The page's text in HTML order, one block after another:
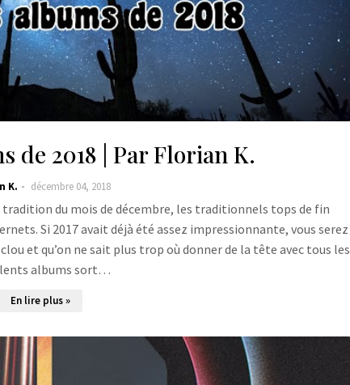
de 2018 | Par Florian K.
K. décembre 04, 2018
tradition du mois de décembre, les traditionnels tops de fin
Si 2017 avait déjà été assez impressionnante, vous serez
et qu’on ne sait plus trop où donner de la tête avec tous les
albums sort…
En lire plus »